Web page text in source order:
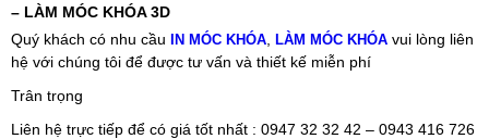
– LÀM MÓC KHÓA 3D
Quý khách có nhu cầu
IN MÓC KHÓA LÀM MÓC KHÓA vui lòng liên
hệ với chúng tôi để được tư vấn và thiết kế miễn phí
Trân trọng
Liên hệ trực tiếp để có giá tốt nhất : 0947 32 32 42 – 0943 416 726